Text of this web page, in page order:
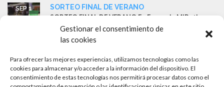
Gestionar el consentimiento de
las cookies
Para ofrecer las mejores experiencias, utilizamos tecnologías como las
cookies para almacenar y/o acceder a la información del dispositivo. El
consentimiento de estas tecnologías nos permitirá procesar datos como el
SORTEO FINAL DE VERANO
SEP 1
SORTEO FINAL DE VERANO En Farmacia MiBotica
r&r – Sevilla queremos despedir...
Farmacia MiBotica ha sorteado esta semana una
cesta completa de...